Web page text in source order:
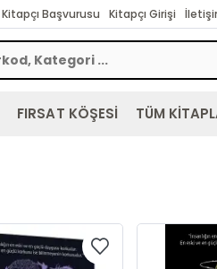
Kitapçı Başvurusu Kitapçı Girişi
FIRSAT KÖŞESİ TÜM